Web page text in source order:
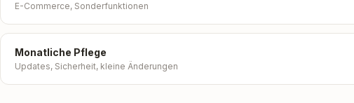
E-Commerce, Sonderfunktionen
Monatliche Pflege
Updates, Sicherheit, kleine Änderungen